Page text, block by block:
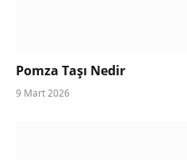
Pomza Taşı Nedir
9 Mart 2026